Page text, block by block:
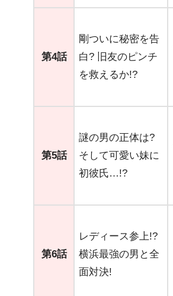
第4話
剛ついに秘密を告
白? 旧友のピンチ
を救えるか!?
第5話
謎の男の正体は?
そして可愛い妹に
初彼氏…!?
第6話
レディース参上!?
横浜最強の男と全
面対決!